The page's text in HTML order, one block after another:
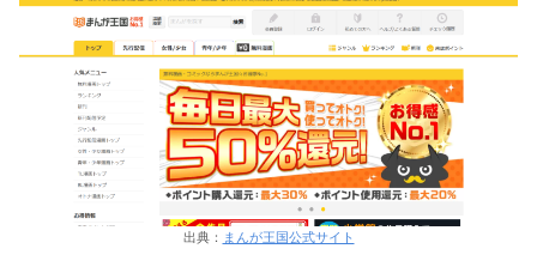
出典： まんが王国公式サイト